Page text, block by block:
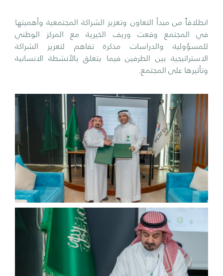
انطلاقاً من مبدأ التعاون وتعزيز الشراكة المجتمعية وأهميتها
في المجتمع وقعت وريف الخيرية مع المركز الوطني
للمسؤولية والدراسات مذكرة تفاهم لتعزيز الشراكة
الاستراتيجية بين الطرفين فيما يتعلق بالأنشطة الانسانية
وتأثيرها على المجتمع.